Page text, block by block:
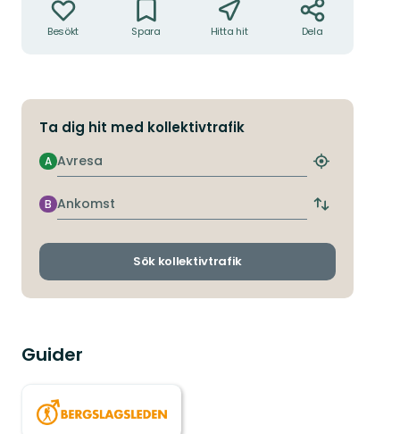
Besökt Spara Hitta hit Dela
Ta dig hit med kollektivtrafik
Avresa
A
Hitta
hållplats
Ankomst
B
Byt
och
Sök kollektivtrafik
Guider